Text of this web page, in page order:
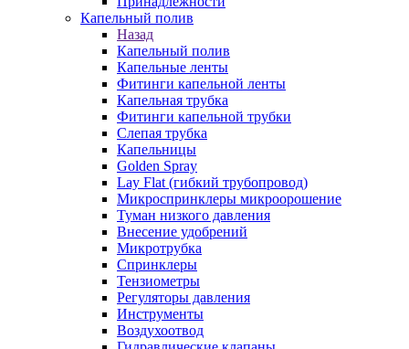
Капельный полив
Назад
Капельный полив
Капельные ленты
Фитинги капельной ленты
Капельная трубка
Фитинги капельной трубки
Слепая трубка
Капельницы
Golden Spray
Lay Flat (гибкий трубопровод)
Микроспринклеры микроорошение
Туман низкого давления
Внесение удобрений
Микротрубка
Спринклеры
Тензиометры
Регуляторы давления
Инструменты
Воздухоотвод